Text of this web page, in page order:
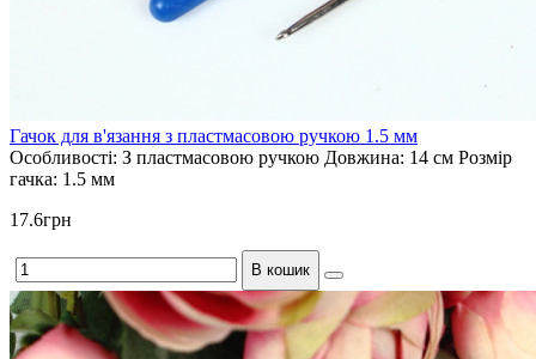
Гачок для в'язання з пластмасовою ручкою 1.5 мм
Особливості: З пластмасовою ручкою Довжина: 14 см Розмір
гачка: 1.5 мм
17.6грн
В кошик